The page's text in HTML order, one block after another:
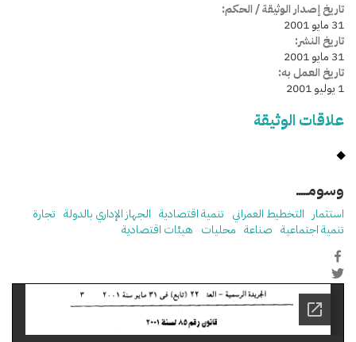
تاريخ إصدار الوثيقة / الحكم:
31 مايو 2001
تاريخ النشر:
31 مايو 2001
تاريخ العمل به:
1 يوليو 2001
علاقات الوثيقة
وسومـــــ
استثمار التخطيط العمراني تنمية اقتصادية الجهاز الإداري بالدولة تجارة
تنمية اجتماعية صناعة محليات هيئات اقتصادية